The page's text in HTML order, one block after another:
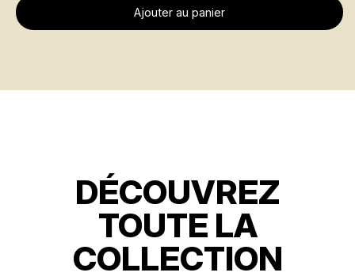
Ajouter au panier
DÉCOUVREZ
TOUTE LA
COLLECTION